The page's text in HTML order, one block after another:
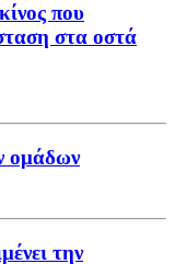
που
στα οστά
ομάδων
την